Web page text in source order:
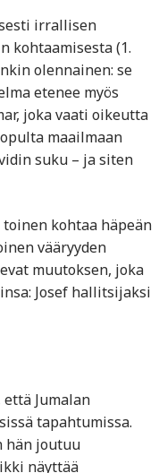
irrallisen
kohtaamisesta (1.
olennainen: se
etenee myös
joka vaati oikeutta
maailmaan
suku – ja siten
kohtaa häpeän
vääryyden
muutoksen, joka
Josef hallitsijaksi
Jumalan
tapahtumissa.
hän joutuu
näyttää